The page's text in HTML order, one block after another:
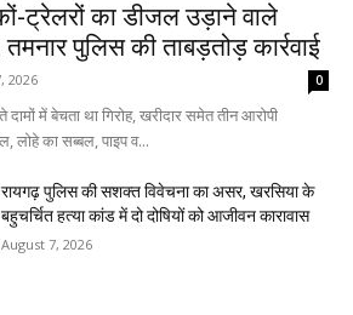
ट्रेलरों का डीजल उड़ाने वाले
पुलिस की ताबड़तोड़ कार्रवाई
2026 0
में बेचता था गिरोह, खरीदार समेत तीन आरोपी
लोहे का सब्बल, पाइप व...
रायगढ़ पुलिस की सशक्त विवेचना का असर, खरसिया के
बहुचर्चित हत्या कांड में दो दोषियों को आजीवन कारावास
August 7, 2026